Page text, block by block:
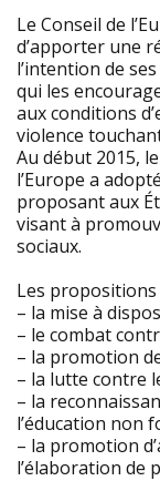
Le Conseil de
d’apporter une
l’intention de
qui les
aux conditions
violence
Au début 2015,
l’Europe a
proposant aux
visant à
sociaux.
Les
– la mise à
– le combat
– la promotion
– la lutte contre
– la
l’éducation non
– la promotion
l’élaboration de